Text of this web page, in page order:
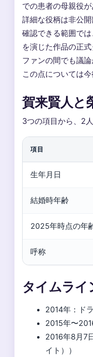
での患者の母親役が
詳細な役柄は非公開
確認できる範囲で
を演じた作品の正式
ファンの間でも議論
この点については
賀来賢人と
3つの項目から、2
項目
生年月日
結婚時年齢
2025年時点の年
呼称
タイムライ
2014年 ：ド
2015年〜
2016年8月7
イト））